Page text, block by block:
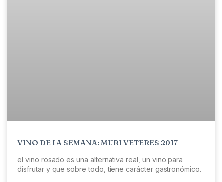
VINO DE LA SEMANA: MURI VETERES 2017
el vino rosado es una alternativa real, un vino para
disfrutar y que sobre todo, tiene carácter gastronómico.